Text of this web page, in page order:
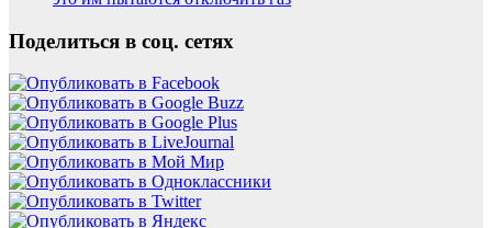
Поделиться в соц. сетях